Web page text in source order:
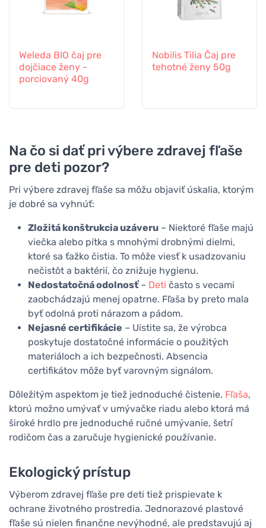
Weleda BIO čaj pre
dojčiace ženy -
porciovaný 40g
Nobilis Tilia Čaj pre
tehotné ženy 50g
Na čo si dať pri výbere zdravej fľaše
pre deti pozor?
Pri výbere zdravej fľaše sa môžu objaviť úskalia, ktorým
je dobré sa vyhnúť:
Zložitá konštrukcia uzáveru – Niektoré fľaše majú
viečka alebo pítka s mnohými drobnými dielmi,
ktoré sa ťažko čistia. To môže viesť k usadzovaniu
nečistôt a baktérií, čo znižuje hygienu.
Nedostatočná odolnosť– Deti často s vecami
zaobchádzajú menej opatrne. Fľaša by preto mala
byť odolná proti nárazom a pádom.
Nejasné certifikácie – Uistite sa, že výrobca
poskytuje dostatočné informácie o použitých
materiáloch a ich bezpečnosti. Absencia
certifikátov môže byť varovným signálom.
Dôležitým aspektom je tiež jednoduché čistenie. Fľaša,
ktorú možno umývať v umývačke riadu alebo ktorá má
široké hrdlo pre jednoduché ručné umývanie, šetrí
rodičom čas a zaručuje hygienické používanie.
Ekologický prístup
Výberom zdravej fľaše pre deti tiež prispievate k
ochrane životného prostredia. Jednorazové plastové
fľaše sú nielen finančne nevýhodné, ale predstavujú aj